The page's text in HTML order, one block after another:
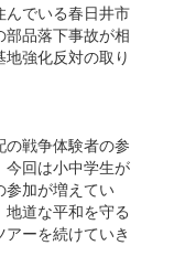
んでいる春日井市
品落下事故が相
強化反対の取り
戦争体験者の参
今回は小中学生が
参加が増えてい
道な平和を守る
ーを続けていき